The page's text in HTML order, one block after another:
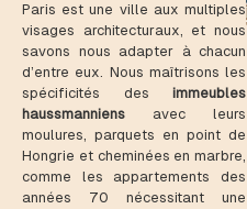
Paris est une ville aux multiples
visages architecturaux, et nous
savons nous adapter à chacun
d’entre eux. Nous maîtrisons les
spécificités des immeubles
haussmanniens avec leurs
moulures, parquets en point de
Hongrie et cheminées en marbre,
comme les appartements des
années 70 nécessitant une